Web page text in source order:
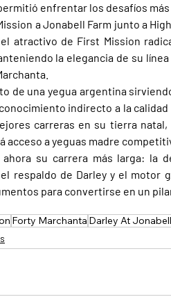
enfrentar los desafíos
a Jonabell Farm junto a
atractivo de First Mission
la elegancia de su
de una yegua argentina
indirecto a la
carreras en su tierra
acceso a yeguas madre
su carrera más larga: la
respaldo de Darley y el motor
para convertirse en un
Forty Marchanta Darley At Jonabell